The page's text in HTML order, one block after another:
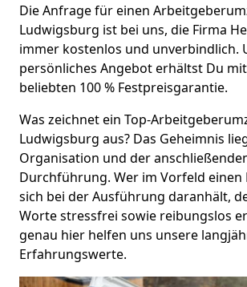
Die Anfrage für einen
Ludwigsburg ist bei uns, die Firma
immer kostenlos und unverbindlich.
persönliches Angebot erhältst Du
beliebten 100 % Festpreisgarantie.
Was zeichnet ein Top-
Ludwigsburg aus? Das Geheimnis
Organisation und der
Durchführung. Wer im Vorfeld einen
sich bei der Ausführung daranhält,
Worte stressfrei sowie reibungslos
genau hier helfen uns unsere
Erfahrungswerte.